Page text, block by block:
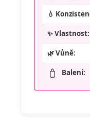
💧
✨ Vlastnost:
🌿 Vůně:
Balení: